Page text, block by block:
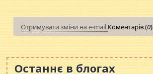
Отримувати зміни на e-mail Коментарів (0)
Останнє в блогах